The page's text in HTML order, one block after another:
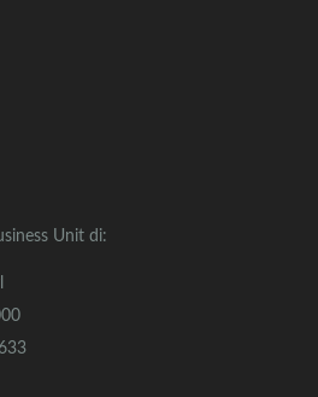
Unit di: